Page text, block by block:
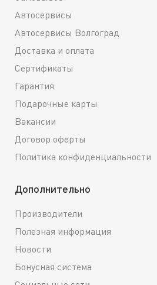
Автосервисы
Автосервисы Волгоград
Доставка и оплата
Сертификаты
Гарантия
Подарочные карты
Вакансии
Договор оферты
Политика конфиденциальности
Дополнительно
Производители
Полезная информация
Новости
Бонусная система